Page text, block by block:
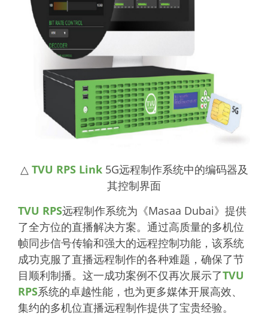
△ TVU RPS Link5G远程制作系统中的编码器及
其控制界面
TVU RPS远程制作系统为《Masaa Dubai》提供
了全方位的直播解决方案。通过高质量的多机位
帧同步信号传输和强大的远程控制功能，该系统
成功克服了直播远程制作的各种难题，确保了节
目顺利制播。这一成功案例不仅再次展示了TVU
RPS系统的卓越性能，也为更多媒体开展高效、
集约的多机位直播远程制作提供了宝贵经验。